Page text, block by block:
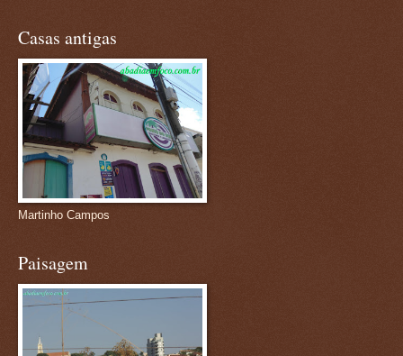
Casas antigas
Martinho Campos
Paisagem